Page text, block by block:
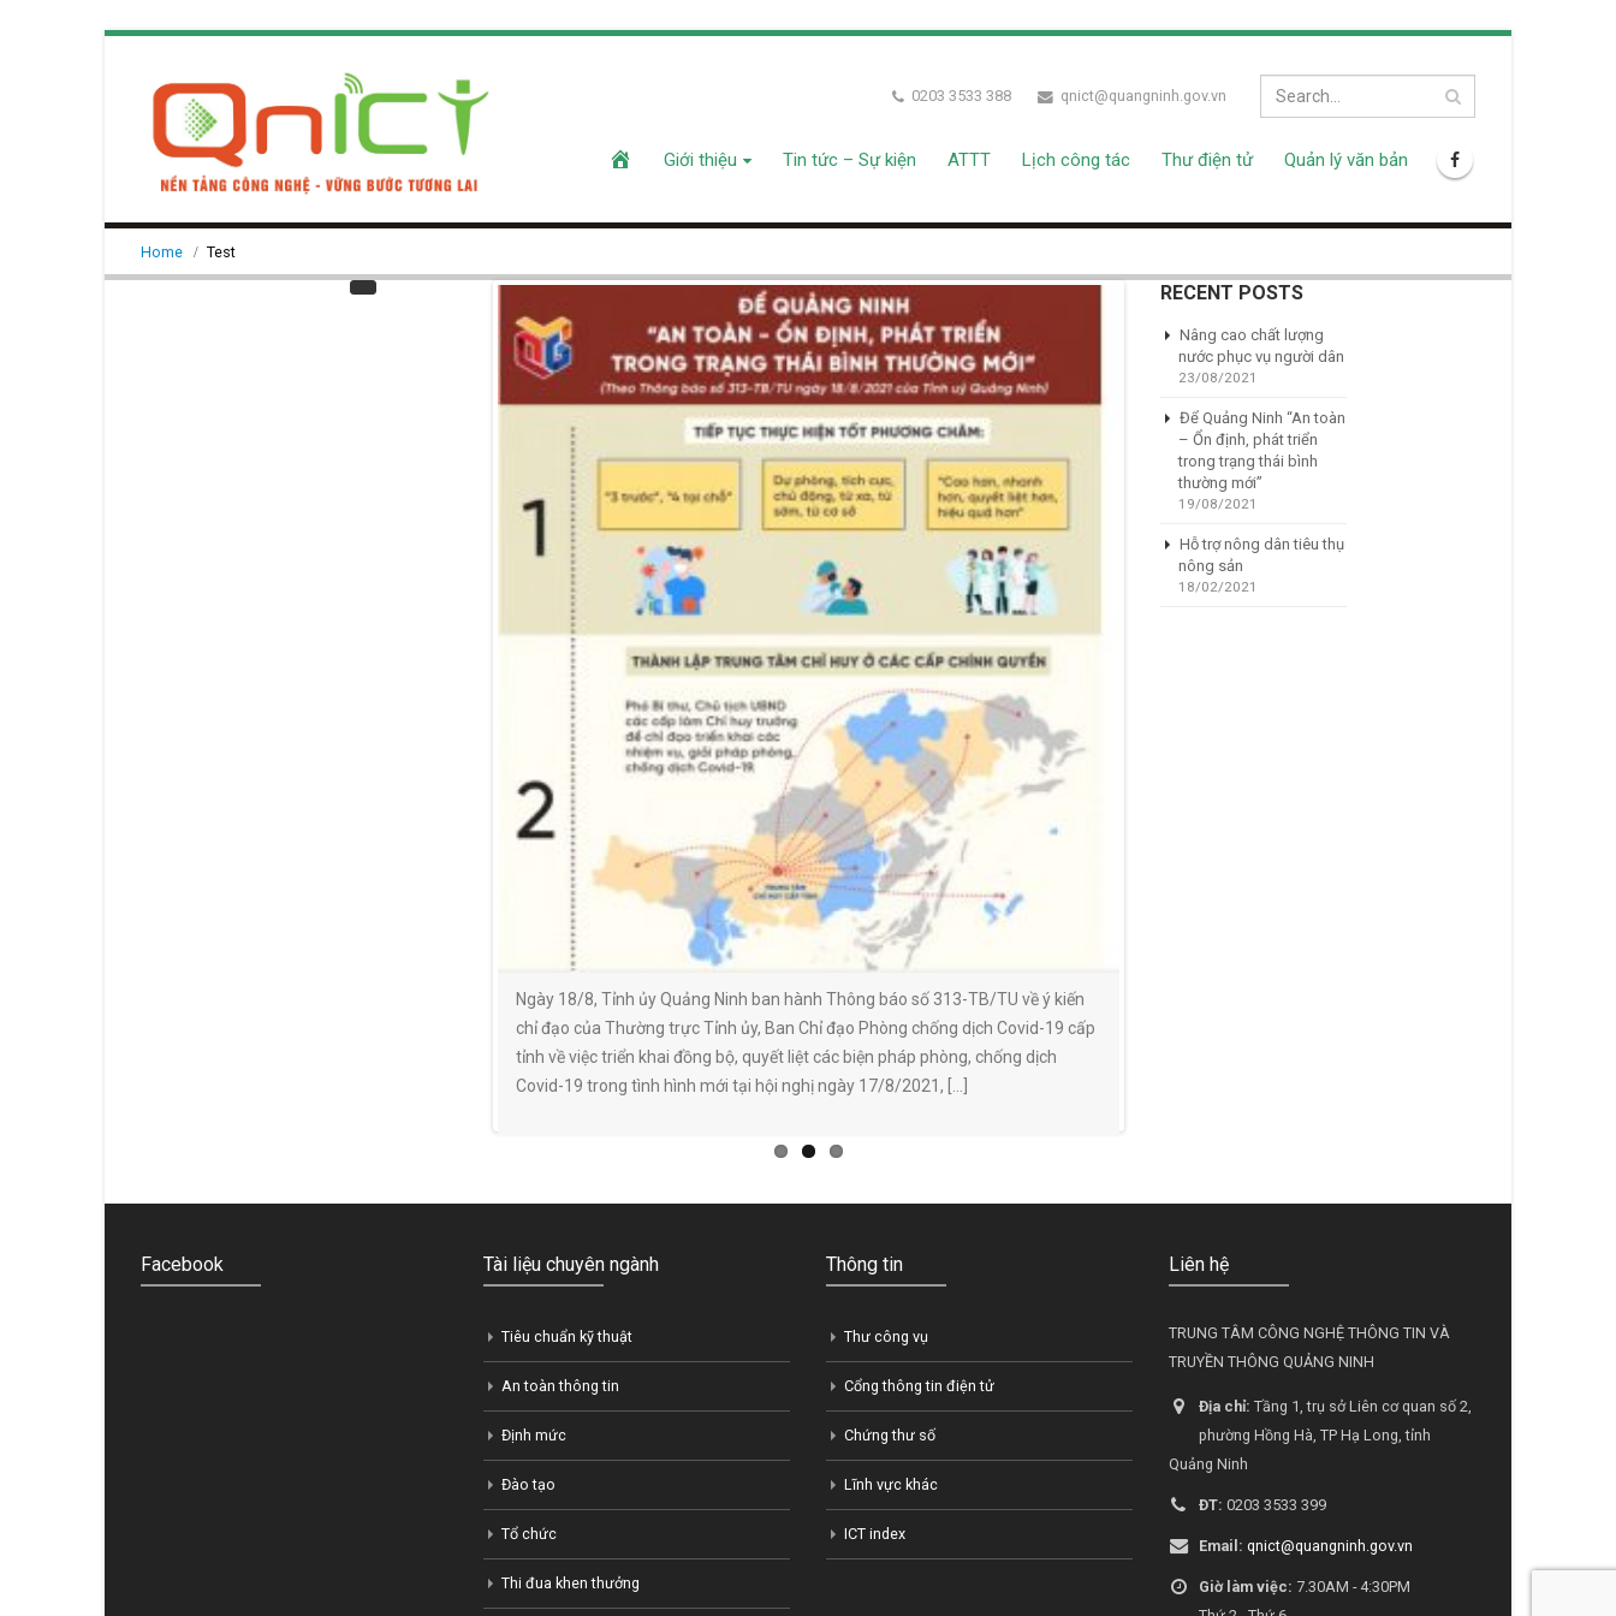
0203 3533 388 qnict@quangninh.gov.vn
Giới thiệu Tin tức – Sự kiện ATTT Lịch công tác Thư điện tử Quản lý văn bản
Home Test
Ngày 18/8, Tỉnh ủy Quảng Ninh ban hành Thông báo số 313-TB/TU về ý kiến
chỉ đạo của Thường trực Tỉnh ủy, Ban Chỉ đạo Phòng chống dịch Covid-19 cấp
tỉnh về việc triển khai đồng bộ, quyết liệt các biện pháp phòng, chống dịch
Covid-19 trong tình hình mới tại hội nghị ngày 17/8/2021, […]
RECENT POSTS
Nâng cao chất lượng
nước phục vụ người dân
23/08/2021
Để Quảng Ninh “An toàn
– Ổn định, phát triển
trong trạng thái bình
thường mới”
19/08/2021
Hỗ trợ nông dân tiêu thụ
nông sản
18/02/2021
Facebook Tài liệu chuyên ngành
Tiêu chuẩn kỹ thuật
An toàn thông tin
Định mức
Đào tạo
Tổ chức
Thi đua khen thưởng
Thông tin
Thư công vụ
Cổng thông tin điện tử
Chứng thư số
Lĩnh vực khác
ICT index
Liên hệ
TRUNG TÂM CÔNG NGHỆ THÔNG TIN VÀ
TRUYỀN THÔNG QUẢNG NINH
Địa chỉ: Tầng 1, trụ sở Liên cơ quan số 2,
phường Hồng Hà, TP Hạ Long, tỉnh
Quảng Ninh
ĐT: 0203 3533 399
Email: qnict@quangninh.gov.vn
Giờ làm việc: 7.30AM - 4:30PM